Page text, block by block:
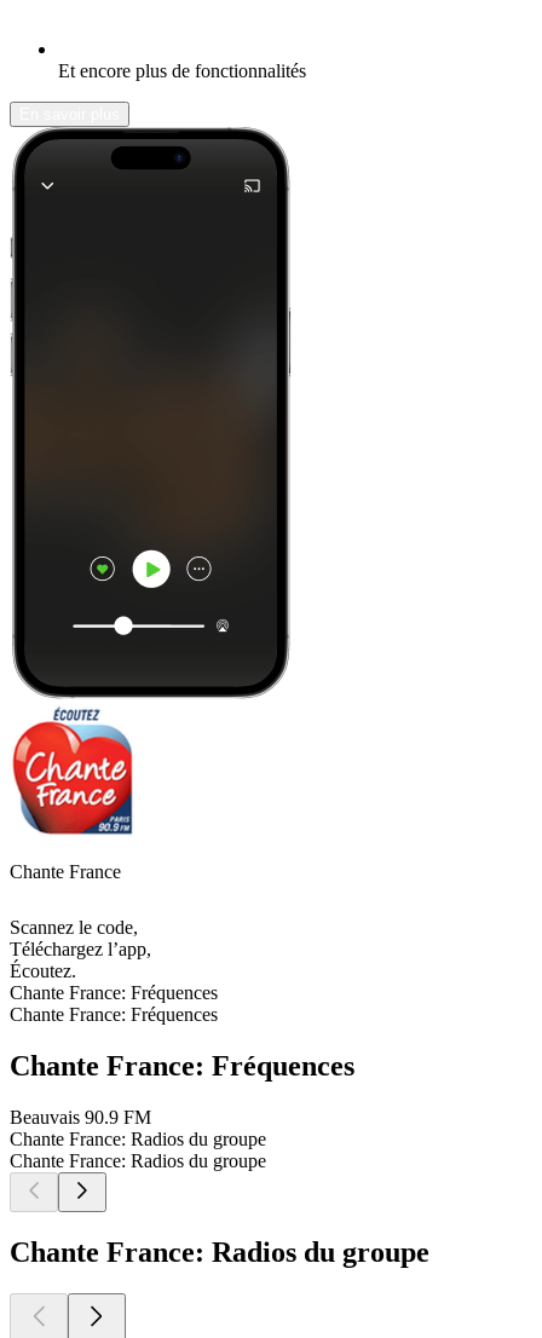
Et encore plus de fonctionnalités
Chante France
Scannez le code,
Téléchargez l’app,
Écoutez.
Chante France: Fréquences
Chante France: Fréquences
Chante France: Fréquences
Beauvais 90.9 FM
Chante France: Radios du groupe
Chante France: Radios du groupe
Chante France: Radios du groupe